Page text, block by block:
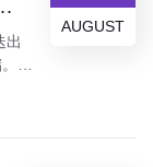
AUGUST
来“数据依赖型”博弈新阶段
出
年
代
。